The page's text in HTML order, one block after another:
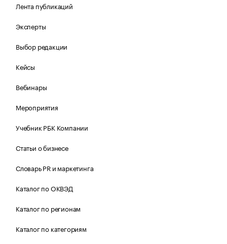
Лента публикаций
Эксперты
Выбор редакции
Кейсы
Вебинары
Мероприятия
Учебник РБК Компании
Статьи о бизнесе
Словарь PR и маркетинга
Каталог по ОКВЭД
Каталог по регионам
Каталог по категориям